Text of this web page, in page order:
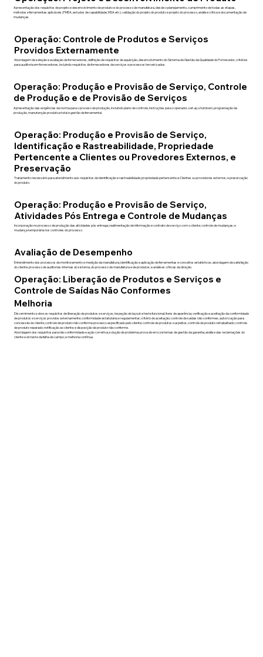
Apresentação dos requisitos de projeto e desenvolvimento de produto e do processo de manufatura, desde o planejamento, cumprimento de todas as etapas,
métodos e ferramentas aplicáveis (FMEA, estudos de capabilidade, MSA etc), validação do projeto do produto e projeto do processo, análise crítica e documentação de
mudanças.
Operação: Controle de Produtos e Serviços
Providos Externamente
Abordagem de seleção e avaliação de fornecedores, definição de requisitos de aquisição, desenvolvimento do Sistema de Gestão da Qualidade do Fornecedor, critérios
para auditoria em fornecedores, incluindo requisitos de fornecedores de serviços e processos terceirizados.
Operação: Produção e Provisão de Serviço, Controle
de Produção e de Provisão de Serviços
Apresentação das exigências da norma para o proceso de produção, incluindo plano de controle, instruções para o operador, set up, shutdown, programação da
produção, manutenção produtiva total e gestão de ferramental.
Operação: Produção e Provisão de Serviço,
Identificação e Rastreabilidade, Propriedade
Pertencente a Clientes ou Provedores Externos, e
Preservação
Tratamento necessário para atendimento aos requisitos de identificação e rastreabilidade; propriedade pertencente a Clientes ou provedores externos; e preservação
do produto.
Operação: Produção e Provisão de Serviço,
Atividades Pós Entrega e Controle de Mudanças
Incorporação no processo de produção das atividades pós entrega; realimentação de informação e contrato de serviço com o cliente; controle de mudanças; e
mudança temporária nos controles do processo.
Operação: Liberação de Produtos e Serviços e
Controle de Saídas Não Conformes
Discernimento sobre os requisitos de liberação de produtos e serviços; inspeção de layout e teste funcional; itens de aparência; verificação e aceitação da conformidade
de produtos e serviços providos externamente; conformidade estatutária e regulamentar; critério de aceitação; controle de saídas não conformes; autorização para
concessão do cliente; controle de produto não conforme processo especificado pelo cliente; controle de produtos suspeitos; controle de produto retrabalhado; controle
de produto reparado; notificação ao cliente; e disposição de produto não conforme.
Avaliação de Desempenho
Entendimento dos processos de monitoramento e medição da manufatura; identificação e aplicação de ferramentas e conceitos estatísticos; abordagem de satisfação
do cliente; processo de auditorias internas do sistema, do processo de manufatura e de produtos; e análises críticas da direção.
Melhoria
Abordagem dos requisitos para não conformidade e ação corretiva; solução de problema; prova de erro; sistemas de gestão da garantia; análise das reclamações do
cliente e do teste da falha de campo; e melhoria contínua.